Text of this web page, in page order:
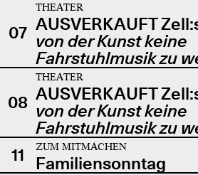
07
THEATER
AUSVERKAUFT
von der Kunst keine
Fahrstuhlmusik zu
08
THEATER
AUSVERKAUFT
von der Kunst keine
Fahrstuhlmusik zu
11
ZUM MITMACHEN
Familiensonntag